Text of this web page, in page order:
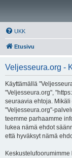
UKK
Etusivu
Veljesseura.org -
Käyttämällä
"Veljesseura.org",
seuraavia ehtoja.
"Veljesseura.org"-
teemme parhaamme
lukea nämä ehdot
että hyväksyt nämä